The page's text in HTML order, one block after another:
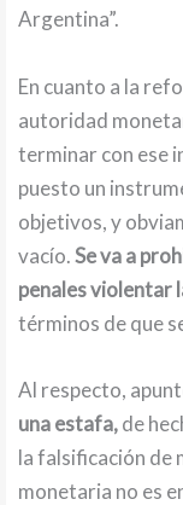
Argentina”.
En cuanto a la
autoridad
terminar con ese
puesto un
objetivos, y
vacío.Se va a
penales violentar
términos de que
Al respecto,
una estafa,de
la falsificación de
monetaria no es